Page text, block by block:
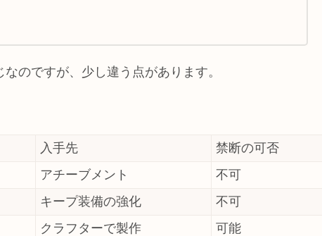
のですが、少し違う点があります。
入手先
禁断の可否
アチーブメント
不可
キープ装備の強化
不可
クラフターで製作
可能